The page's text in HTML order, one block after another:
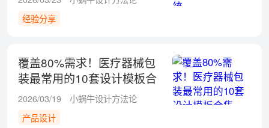
经验分享
覆盖80%需求！医疗器械包
装最常用的10套设计模板合
集
2026/03/19
小蜗牛设计方法论
产品设计